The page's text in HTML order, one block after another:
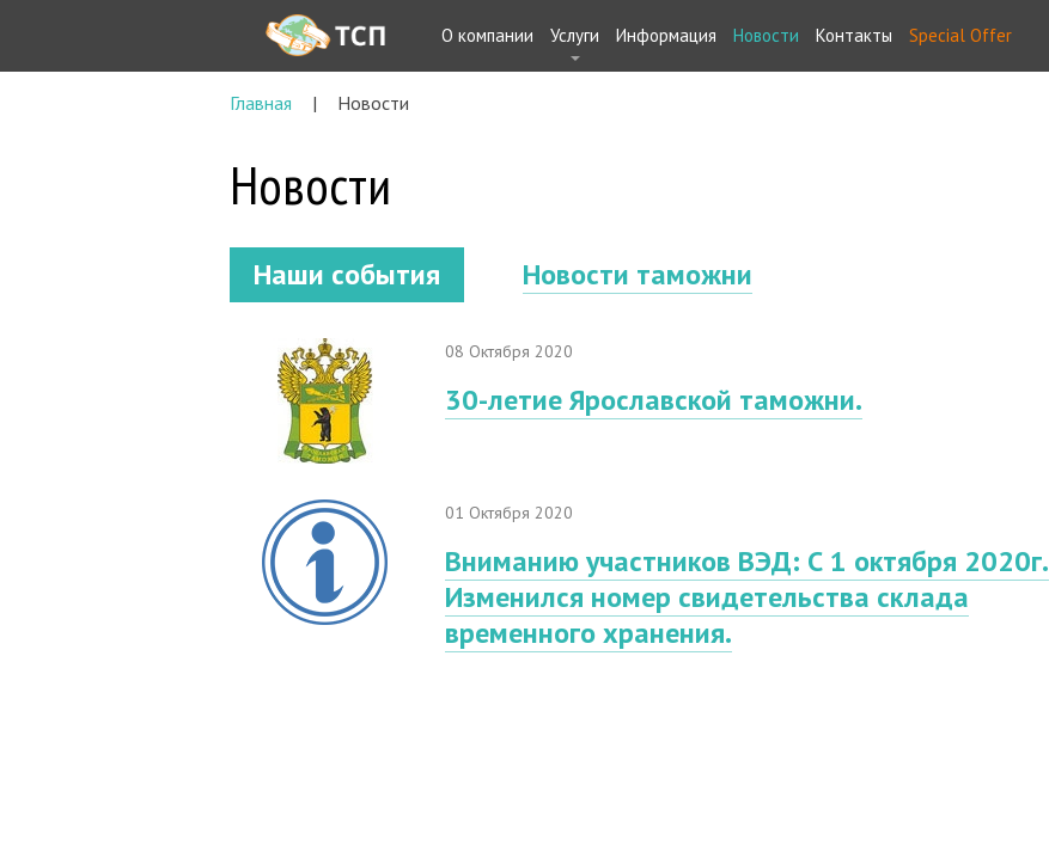
О компании Услуги Информация Новости Контакты Special Offer
Главная Новости
Новости
Наши события Новости таможни
08 Октября 2020
30-летие Ярославской таможни.
01 Октября 2020
Вниманию участников ВЭД: С 1 октября 2020г.
Изменился номер свидетельства склада
временного хранения.